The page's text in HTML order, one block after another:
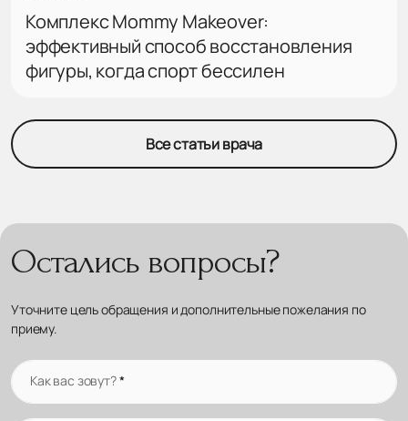
Комплекс Mommy Makeover:
эффективный способ восстановления
фигуры, когда спорт бессилен
Все статьи врача
Остались вопросы?
Уточните цель обращения и дополнительные пожелания по
приему.
Как вас зовут?*